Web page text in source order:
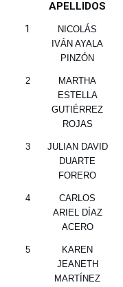
APELLIDOS
1
NICOLÁS
IVÁN AYALA
PINZÓN
2
MARTHA
ESTELLA
GUTIÉRREZ
ROJAS
3
JULIAN DAVID
DUARTE
FORERO
4
CARLOS
ARIEL DÍAZ
ACERO
5
KAREN
JEANETH
MARTÍNEZ